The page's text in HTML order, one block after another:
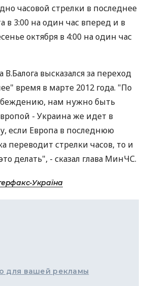
часовой стрелки в последнее
в 3:00 на один час вперед и в
октября в 4:00 на один час
В.Балога высказался за переход
время в марте 2012 года. "По
нам нужно быть
- Украина же идет в
если Европа в последнюю
переводит стрелки часов, то и
делать", - сказал глава МинЧС.
Україна
для вашей рекламы